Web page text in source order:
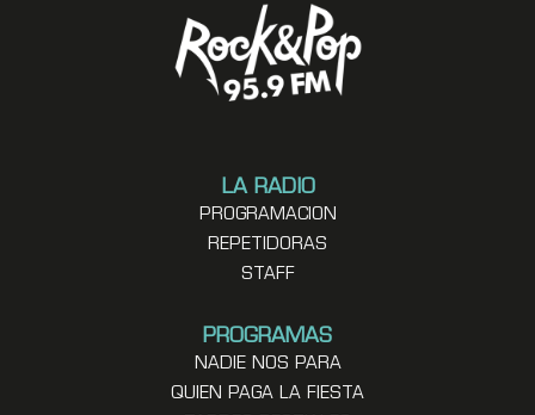
LA RADIO
PROGRAMACION
REPETIDORAS
STAFF
PROGRAMAS
NADIE NOS PARA
QUIEN PAGA LA FIESTA